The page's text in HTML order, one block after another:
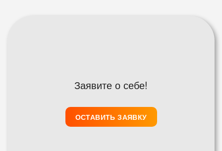
Заявите о себе!
ОСТАВИТЬ ЗАЯВКУ